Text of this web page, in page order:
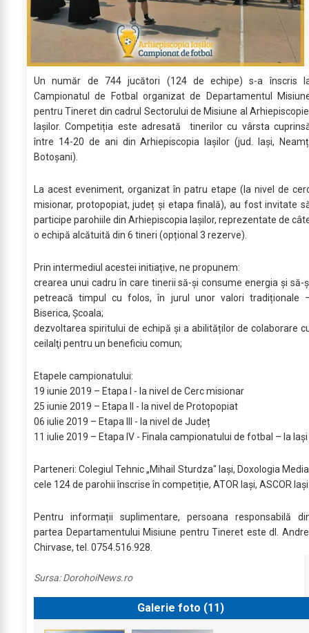
Un număr de 744 jucători (124 de echipe) s-a înscris
Campionatul de Fotbal organizat de Departamentul
pentru Tineret din cadrul Sectorului de Misiune al
Iașilor. Competiția este adresată tinerilor cu vârsta
între 14-20 de ani din Arhiepiscopia Iașilor (jud. Iași,
Botoșani).
La acest eveniment, organizat în patru etape (la nivel de
misionar, protopopiat, județ și etapa finală), au fost invitate
participe parohiile din Arhiepiscopia Iașilor, reprezentate de
o echipă alcătuită din 6 tineri (opțional 3 rezerve).
Prin intermediul acestei initiațive, ne propunem:
crearea unui cadru în care tinerii să-și consume energia și să-
petreacă timpul cu folos, în jurul unor valori tradiționale
Biserica, Școala;
dezvoltarea spiritului de echipă şi a abilităților de colaborare
ceilalţi pentru un beneficiu comun;
Etapele campionatului:
19 iunie 2019 – Etapa I - la nivel de Cerc misionar
25 iunie 2019 – Etapa II - la nivel de Protopopiat
06 iulie 2019 – Etapa III - la nivel de Județ
11 iulie 2019 – Etapa IV - Finala campionatului de fotbal – la Iași
Parteneri: Colegiul Tehnic „Mihail Sturdza" Iași, Doxologia
cele 124 de parohii înscrise în competiție, ATOR Iași, ASCOR
Pentru informații suplimentare, persoana responsabilă
partea Departamentului Misiune pentru Tineret este dl.
Chirvase, tel. 0754.516.928.
Sursa:DorohoiNews.ro
Galerie foto (11)